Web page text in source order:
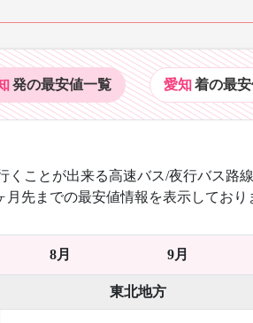
発の最安値一覧 愛知着の最
くことが出来る高速バス/夜行バス路線
月先までの最安値情報を表示しており
8月 9月
東北地方